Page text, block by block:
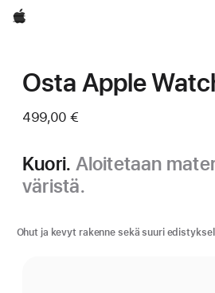
Apple
Osta Apple
499,00 €
Kuori. Aloitetaan
väristä.
Ohut ja kevyt rakenne sekä suuri